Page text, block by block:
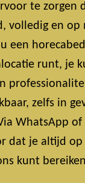
te zorgen
volledig en op
een
runt, je
zelfs in
WhatsApp
dat je altijd
kunt